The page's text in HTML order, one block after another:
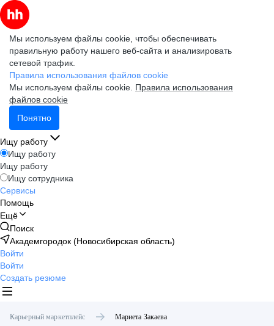
Мы используем файлы cookie, чтобы обеспечивать
правильную работу нашего веб-сайта и анализировать
сетевой трафик.
Правила использования файлов cookie
Мы используем файлы cookie. Правила использования
файлов cookie
Понятно
Ищу работу
Ищу работу
Ищу работу
Ищу сотрудника
Сервисы
Помощь
Ещё
Поиск
Академгородок (Новосибирская область)
Войти
Войти
Создать резюме
Карьерный маркетплейс Мариета Закаева